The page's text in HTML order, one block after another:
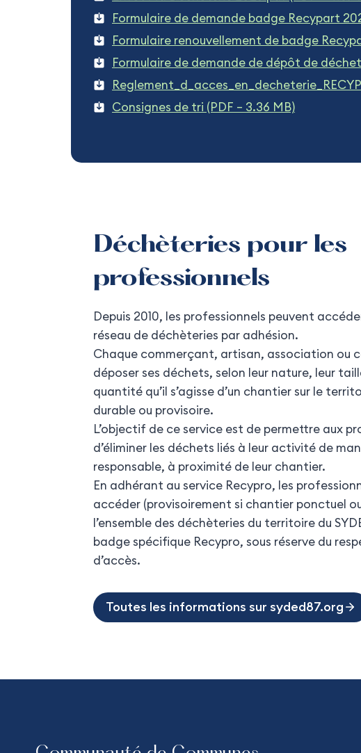
Formulaire de demande badge Recypart
Formulaire renouvellement de badge
Formulaire de demande de dépôt de
Consignes de tri (PDF – 3.36 MB)
Déchèteries pour les
professionnels
Depuis 2010, les professionnels peuvent
réseau de déchèteries par adhésion.
Chaque commerçant, artisan, association ou
déposer ses déchets, selon leur nature, leur
quantité qu’il s’agisse d’un chantier sur le
durable ou provisoire.
L’objectif de ce service est de permettre aux
d’éliminer les déchets liés à leur activité de
responsable, à proximité de leur chantier.
En adhérant au service Recypro, les
accéder (provisoirement si chantier ponctuel
l’ensemble des déchèteries du territoire du
badge spécifique Recypro, sous réserve du
d’accès.
Toutes les informations sur syded87.org